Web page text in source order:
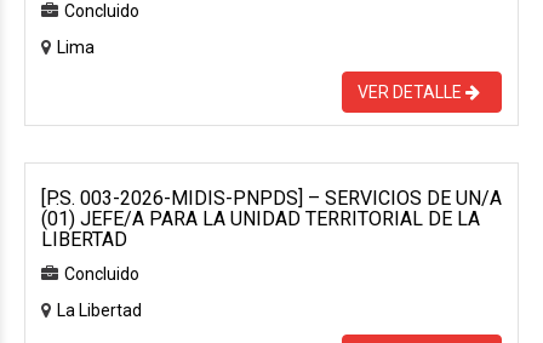
Concluido
Lima
VER DETALLE
[P.S. 003-2026-MIDIS-PNPDS] – SERVICIOS DE UN/A
(01) JEFE/A PARA LA UNIDAD TERRITORIAL DE LA
LIBERTAD
Concluido
La Libertad